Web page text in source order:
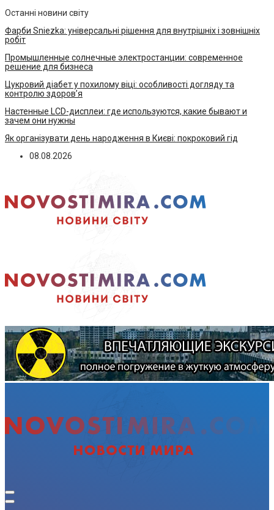
Останні новини світу
Фарби Sniezka: універсальні рішення для внутрішніх і зовнішніх
робіт
Промышленные солнечные электростанции: современное
решение для бизнеса
Цукровий діабет у похилому віці: особливості догляду та
контролю здоров’я
Настенные LCD-дисплеи: где используются, какие бывают и
зачем они нужны
Як організувати день народження в Києві: покроковий гід
08.08.2026